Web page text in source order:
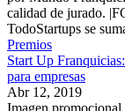
calidad de jurado.
TodoStartups se
Premios
Start Up
para empresas
Abr 12, 2019
Imagen